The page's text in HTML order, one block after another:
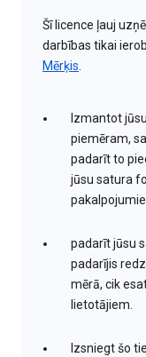
Šī licence ļauj
darbības tikai
Mērķis.
Izmantot
piemēram,
padarīt to
jūsu satura
padarīt jūsu
padarījis
mērā, cik
lietotājiem.
Izsniegt šo